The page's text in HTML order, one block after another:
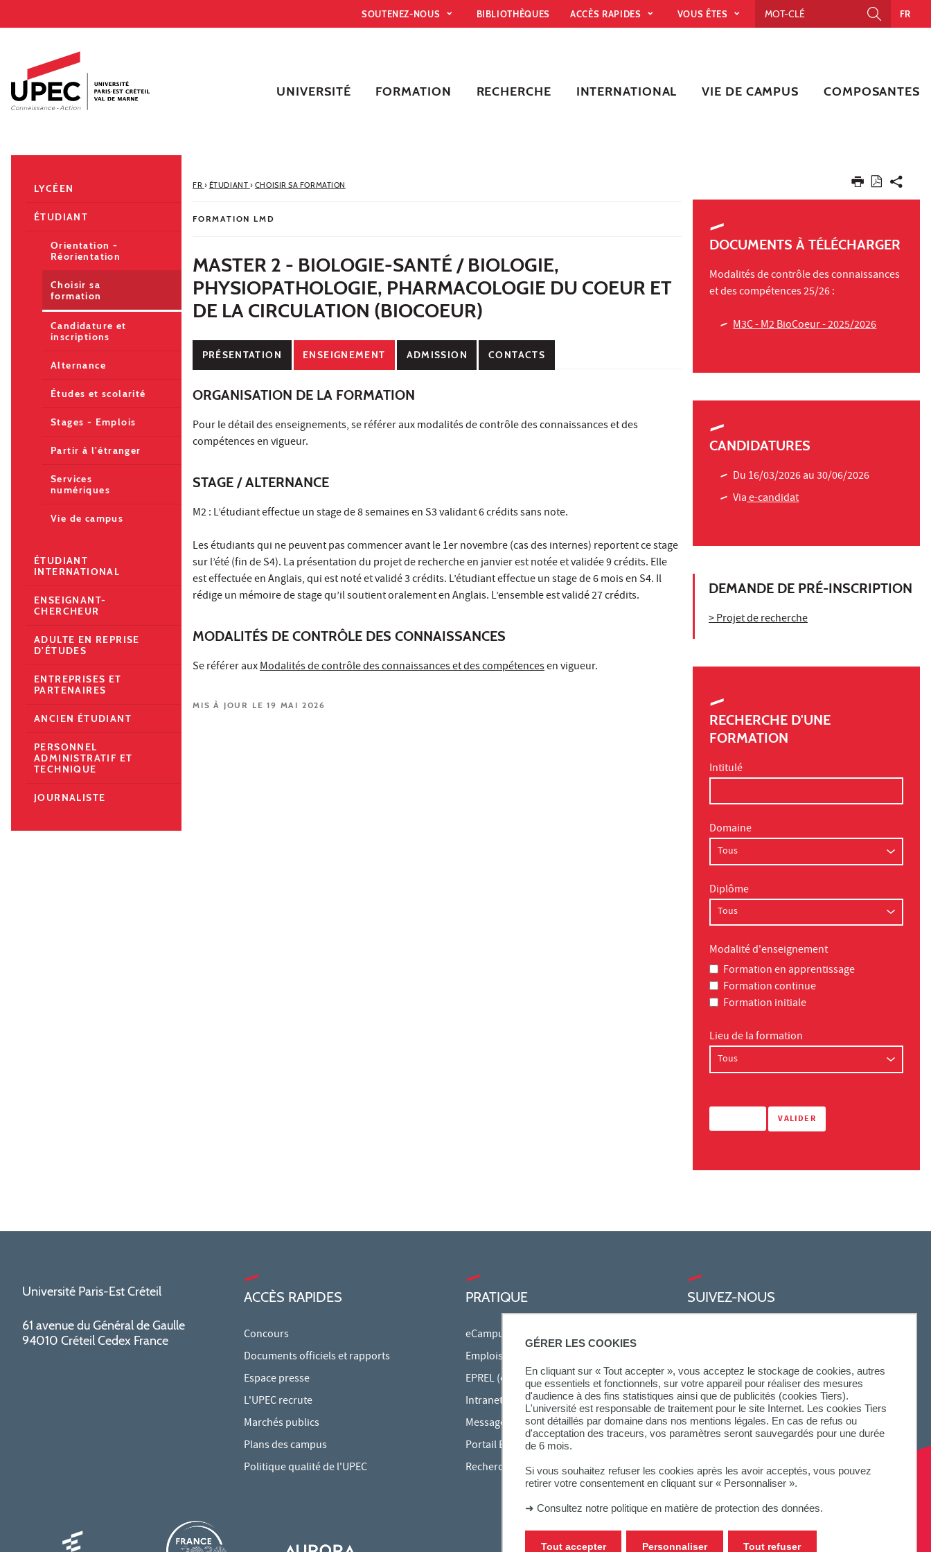
GÉRER LES COOKIES
En cliquant sur « Tout accepter », vous acceptez le stockage de cookies, autres
que essentiels et fonctionnels, sur votre appareil pour réaliser des mesures
d'audience à des fins statistiques ainsi que de publicités (cookies Tiers).
L'université est responsable de traitement pour le site Internet. Les cookies Tiers
sont détaillés par domaine dans nos mentions légales. En cas de refus ou
d'acceptation des traceurs, vos paramètres seront sauvegardés pour une durée
de 6 mois.
Si vous souhaitez refuser les cookies après les avoir acceptés, vous pouvez
retirer votre consentement en cliquant sur « Personnaliser ».
➜ Consultez notre politique en matière de protection des données.
Tout accepter Tout refuser
Personnaliser
Accès directs
Recherche
Navigation secondaire
SOUTENEZ-NOUS BIBLIOTHÈQUES ACCÈS RAPIDES VOUS ÊTES FR
UNIVERSITÉ FORMATION RECHERCHE INTERNATIONAL VIE DE CAMPUS COMPOSANTES
FR › ÉTUDIANT › CHOISIR SA FORMATION
FORMATION LMD
MASTER 2 - BIOLOGIE-SANTÉ / BIOLOGIE,
PHYSIOPATHOLOGIE, PHARMACOLOGIE DU COEUR ET
DE LA CIRCULATION (BIOCOEUR)
PRÉSENTATION ENSEIGNEMENT ADMISSION CONTACTS
ORGANISATION DE LA FORMATION
Pour le détail des enseignements, se référer aux modalités de contrôle des connaissances et des
compétences en vigueur.
STAGE / ALTERNANCE
M2 : L’étudiant effectue un stage de 8 semaines en S3 validant 6 crédits sans note.
Les étudiants qui ne peuvent pas commencer avant le 1er novembre (cas des internes) reportent ce stage
sur l’été (fin de S4). La présentation du projet de recherche en janvier est notée et validée 9 crédits. Elle
est effectuée en Anglais, qui est noté et validé 3 crédits. L’étudiant effectue un stage de 6 mois en S4. Il
rédige un mémoire de stage qu’il soutient oralement en Anglais. L’ensemble est validé 27 crédits.
MODALITÉS DE CONTRÔLE DES CONNAISSANCES
Se référer auxModalités de contrôle des connaissances et des compétencesen vigueur.
MIS À JOUR LE 19 MAI 2026
DOCUMENTS À TÉLÉCHARGER
Modalités de contrôle des connaissances
et des compétences 25/26 :
M3C - M2 BioCoeur - 2025/2026
CANDIDATURES
Du 16/03/2026 au 30/06/2026
Viae-candidat
DEMANDE DE PRÉ-INSCRIPTION
> Projet de recherche
RECHERCHE D'UNE
FORMATION
Intitulé
Domaine
Diplôme
Modalité d'enseignement
Formation en apprentissage
Formation continue
Formation initiale
Lieu de la formation
LYCÉEN
ÉTUDIANT
Orientation -
Réorientation
Choisir sa
formation
Candidature et
inscriptions
Alternance
Études et scolarité
Stages - Emplois
Partir à l'étranger
Services
numériques
Vie de campus
ÉTUDIANT
INTERNATIONAL
ENSEIGNANT-
CHERCHEUR
ADULTE EN REPRISE
D'ÉTUDES
ENTREPRISES ET
PARTENAIRES
ANCIEN ÉTUDIANT
PERSONNEL
ADMINISTRATIF ET
TECHNIQUE
JOURNALISTE
Université Paris-Est Créteil
61 avenue du Général de Gaulle
94010 Créteil Cedex France
ACCÈS RAPIDES
Concours
Documents officiels et rapports
Espace presse
L'UPEC recrute
Marchés publics
Plans des campus
Politique qualité de l'UPEC
PRATIQUE
eCampus
Emplois du temps en ligne
EPREL (cours en ligne)
Intranet des personnels
Messagerie étudiante
Portail Bu Athéna
Rechercher une formation
SUIVEZ-NOUS